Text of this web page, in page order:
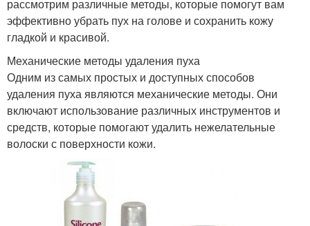
рассмотрим различные методы, которые помогут вам
эффективно убрать пух на голове и сохранить кожу
гладкой и красивой.
Механические методы удаления пуха
Одним из самых простых и доступных способов
удаления пуха являются механические методы. Они
включают использование различных инструментов и
средств, которые помогают удалить нежелательные
волоски с поверхности кожи.